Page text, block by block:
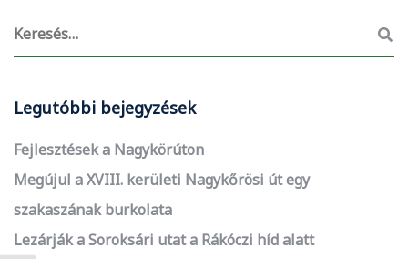
Legutóbbi bejegyzések
Fejlesztések a Nagykörúton
Megújul a XVIII. kerületi Nagykőrösi út egy
szakaszának burkolata
Lezárják a Soroksári utat a Rákóczi híd alatt